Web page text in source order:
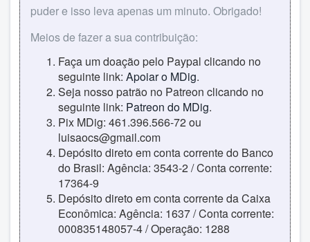
puder e isso leva apenas um minuto. Obrigado!
Meios de fazer a sua contribuição:
Faça um doação pelo Paypal clicando no
seguinte link: Apoiar o MDig.
Seja nosso patrão no Patreon clicando no
seguinte link: Patreon do MDig.
Pix MDig: 461.396.566-72 ou
luisaocs@gmail.com
Depósito direto em conta corrente do Banco
do Brasil: Agência: 3543-2 / Conta corrente:
17364-9
Depósito direto em conta corrente da Caixa
Econômica: Agência: 1637 / Conta corrente:
000835148057-4 / Operação: 1288